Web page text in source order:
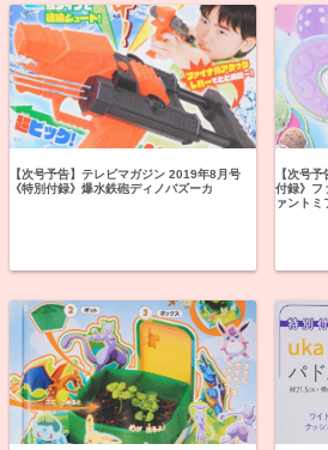
【次号予告】テレビマガジン 2019年8月号
《特別付録》爆水鉄砲ディノバズーカ
【次号
付録》フ
ァントミ